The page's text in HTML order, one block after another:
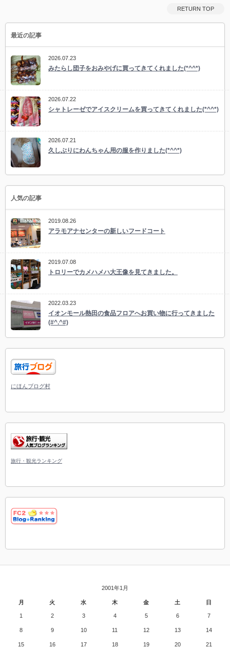
RETURN TOP
最近の記事
2026.07.23
みたらし団子をおみやげに買ってきてくれました(*^^*)
2026.07.22
シャトレーゼでアイスクリームを買ってきてくれました(*^^*)
2026.07.21
久しぶりにわんちゃん用の服を作りました(*^^*)
人気の記事
2019.08.26
アラモアナセンターの新しいフードコート
2019.07.08
トロリーでカメハメハ大王像を見てきました。
2022.03.23
イオンモール熱田の食品フロアへお買い物に行ってきました
(#^.^#)
にほんブログ村
旅行・観光ランキング
2001年1月
月 火 水 木 金 土 日
1 2 3 4 5 6 7
8 9 10 11 12 13 14
15 16 17 18 19 20 21